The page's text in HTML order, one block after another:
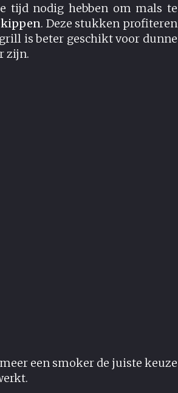
tijd nodig hebben om mals te
. Deze stukken profiteren
is beter geschikt voor dunne
zijn.
een smoker de juiste keuze